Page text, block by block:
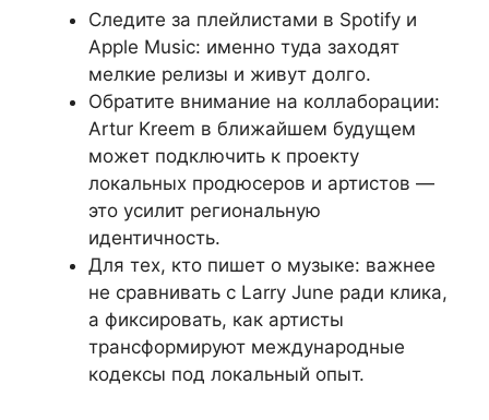
Следите за плейлистами в Spotify и
Apple Music: именно туда заходят
мелкие релизы и живут долго.
Обратите внимание на коллаборации:
Artur Kreem в ближайшем будущем
может подключить к проекту
локальных продюсеров и артистов —
это усилит региональную
идентичность.
Для тех, кто пишет о музыке: важнее
не сравнивать с Larry June ради клика,
а фиксировать, как артисты
трансформируют международные
кодексы под локальный опыт.